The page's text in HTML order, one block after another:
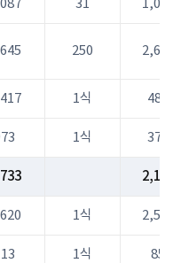
31
250
1식 480
1식 379
1식
1식 85